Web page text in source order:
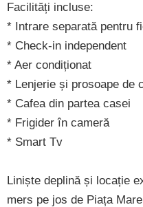
Facilități incluse:
* Intrare separată pentru
* Check-in independent
* Aer condiționat
* Lenjerie și prosoape de
* Cafea din partea casei
* Frigider în cameră
* Smart Tv
Liniște deplină și locație
mers pe jos de Piața